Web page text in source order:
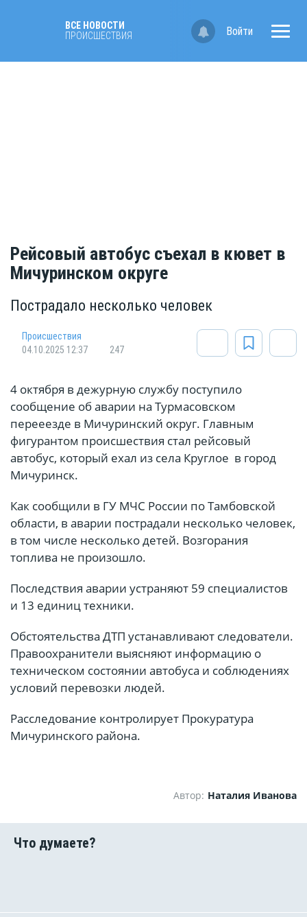
ВСЕ НОВОСТИ
ПРОИСШЕСТВИЯ
Войти
Рейсовый автобус съехал в кювет в
Мичуринском округе
Пострадало несколько человек
Происшествия
04.10.2025 12:37
247
4 октября в дежурную службу поступило
сообщение об аварии на Турмасовском
перееезде в Мичуринский округ. Главным
фигурантом происшествия стал рейсовый
автобус, который ехал из села Круглое в город
Мичуринск.
Как сообщили в ГУ МЧС России по Тамбовской
области, в аварии пострадали несколько человек,
в том числе несколько детей. Возгорания
топлива не произошло.
Последствия аварии устраняют 59 специалистов
и 13 единиц техники.
Обстоятельства ДТП устанавливают следователи.
Правоохранители выясняют информацию о
техническом состоянии автобуса и соблюдениях
условий перевозки людей.
Расследование контролирует Прокуратура
Мичуринского района.
Автор: Наталия Иванова